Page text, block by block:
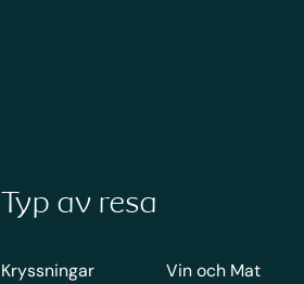
Typ av resa
Kryssningar Vin och Mat